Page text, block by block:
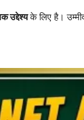
उद्देश्यके लिए है।